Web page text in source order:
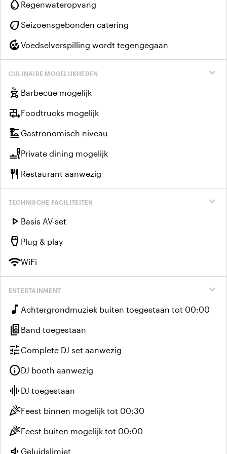
water_drop Regenwateropvang
eco Seizoensgebonden catering
compostVoedselverspilling wordt tegengegaan
expand_more
CULINAIRE MOGELIJKHEDEN
outdoor_grill Barbecue mogelijk
rv_hookupFoodtrucks mogelijk
dinner_diningGastronomisch niveau
brunch_diningPrivate dining mogelijk
restaurant Restaurant aanwezig
expand_more
TECHNISCHE FACILITEITEN
play_arrow Basis AV-set
settings_input_hdmi Plug & play
wifiWiFi
expand_more
ENTERTAINMENT
music_note Achtergrondmuziek buiten toegestaan tot 00:00
speaker_group Band toegestaan
tuneComplete DJ set aanwezig
infoDJ booth aanwezig
graphic_eq DJ toegestaan
celebrationFeest binnen mogelijk tot 00:30
celebrationFeest buiten mogelijk tot 00:00
Geluidslimiet